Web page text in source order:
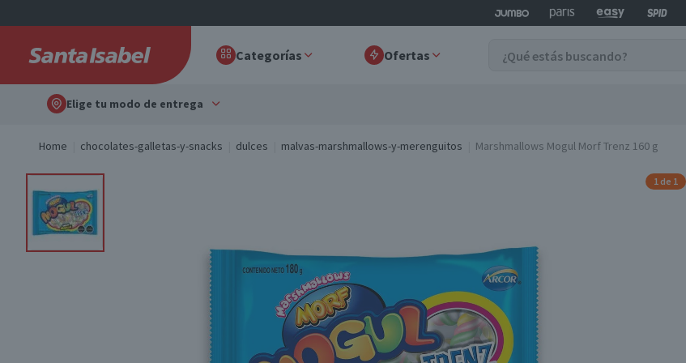
Categorías Ofertas
Elige tu modo de entrega
Home chocolates-galletas-y-snacks dulces malvas-marshmallows-y-merenguitos Marshmallows Mogul Morf Trenz 160 g
1 de 1